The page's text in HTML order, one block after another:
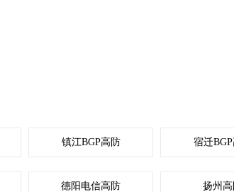
镇江BGP高防 宿迁
德阳电信高防 扬州